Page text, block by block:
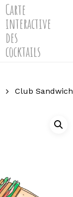
Carte
interactive
des
cocktails
Club Sandwich